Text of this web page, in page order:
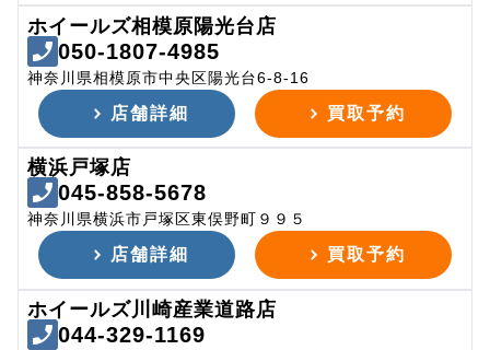
ホイールズ相模原陽光台店
050-1807-4985
神奈川県相模原市中央区陽光台6-8-16
店舗詳細 買取予約
横浜戸塚店
045-858-5678
神奈川県横浜市戸塚区東俣野町９９５
店舗詳細 買取予約
ホイールズ川崎産業道路店
044-329-1169